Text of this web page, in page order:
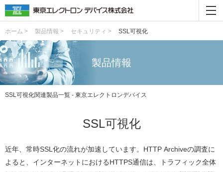
ホーム > 製品情報 > セキュリティ > SSL可視化
製品情報
SSL可視化関連製品一覧 - 東京エレクトロンデバイス
SSL可視化
近年、常時SSL化の流れが加速しています。HTTP Archiveの調査に
よると、インターネットにおけるHTTPS通信は、トラフィック全体